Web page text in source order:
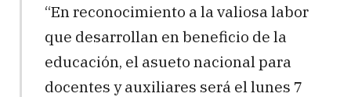
“En reconocimiento a la valiosa labor
que desarrollan en beneficio de la
educación, el asueto nacional para
docentes y auxiliares será el lunes 7